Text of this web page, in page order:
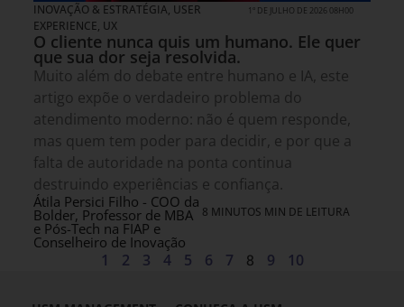
INOVAÇÃO & ESTRATÉGIA, USER
EXPERIENCE, UX
1º DE JULHO DE 2026 08H00
O cliente nunca quis um humano. Ele quer
que sua dor seja resolvida.
Muito além do debate entre humano e IA, este
artigo expõe o verdadeiro problema do
atendimento moderno: não é quem responde,
mas quem tem poder para decidir, e por que a
falta de autoridade na ponta continua
destruindo experiências e confiança.
Átila Persici Filho - COO da
Bolder, Professor de MBA
e Pós-Tech na FIAP e
Conselheiro de Inovação
8 MINUTOS MIN DE LEITURA
1 2 3 4 5 6 7 8 9 10